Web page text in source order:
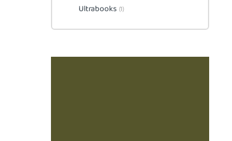
Ultrabooks (1)